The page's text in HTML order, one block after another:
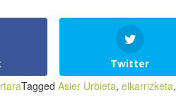
Twitter
Tagged Asier Urbieta, elkarrizketa,